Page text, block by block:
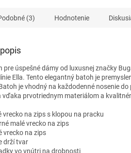
(3) Hodnotenie
pre úspešné dámy od luxusnej značky
Ella. Tento elegantný batoh je
jevhodný na každodenné nosenie
vďaka prvotriednym materiálom a
vrecko na zips s klopou na pracku
malé vrecko na zips
vrecko na zips
drží tvar
vo vnútri na drobnosti